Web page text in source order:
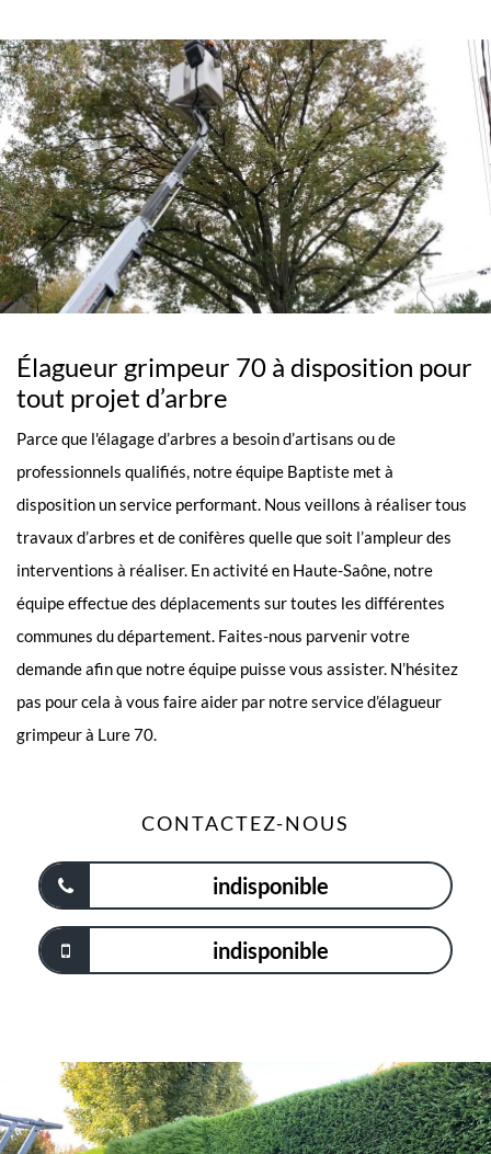
Élagueur grimpeur 70 à disposition pour
tout projet d’arbre
Parce que l'élagage d’arbres a besoin d’artisans ou de
professionnels qualifiés, notre équipe Baptiste met à
disposition un service performant. Nous veillons à réaliser tous
travaux d’arbres et de conifères quelle que soit l’ampleur des
interventions à réaliser. En activité en Haute-Saône, notre
équipe effectue des déplacements sur toutes les différentes
communes du département. Faites-nous parvenir votre
demande afin que notre équipe puisse vous assister. N’hésitez
pas pour cela à vous faire aider par notre service d’élagueur
grimpeur à Lure 70.
CONTACTEZ-NOUS
indisponible
indisponible